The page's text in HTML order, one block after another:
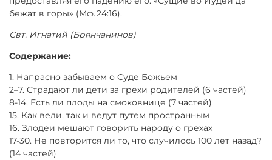
бежат в горы» (Мф. 24:16).
Свт. Игнатий (Брянчанинов)
Содержание:
1. Напрасно забываем о Суде Божьем
2–7. Страдают ли дети за грехи родителей (6 частей)
8-14. Есть ли плоды на смоковнице (7 частей)
15. Как вели, так и ведут путем пространным
16. Злодеи мешают говорить народу о грехах
17-30. Не повторится ли то, что случилось 100 лет назад?
(14 частей)